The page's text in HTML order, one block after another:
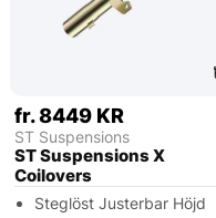
fr. 8449 KR
ST Suspensions
ST Suspensions X
Coilovers
Steglöst Justerbar Höjd